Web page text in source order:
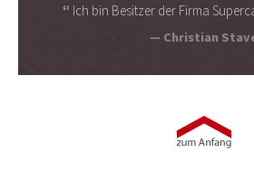
Ich bin Besitzer der Firma
Christian